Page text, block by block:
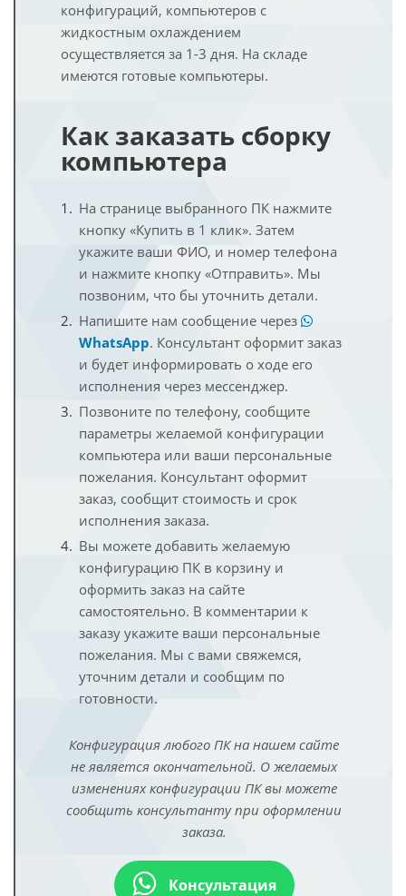
конфигураций, компьютеров с
жидкостным охлаждением
осуществляется за 1-3 дня. На складе
имеются готовые компьютеры.
Как заказать сборку
компьютера
На странице выбранного ПК нажмите
кнопку «Купить в 1 клик». Затем
укажите ваши ФИО, и номер телефона
и нажмите кнопку «Отправить». Мы
позвоним, что бы уточнить детали.
Напишите нам сообщение через
WhatsApp. Консультант оформит заказ
и будет информировать о ходе его
исполнения через мессенджер.
Позвоните по телефону, сообщите
параметры желаемой конфигурации
компьютера или ваши персональные
пожелания. Консультант оформит
заказ, сообщит стоимость и срок
исполнения заказа.
Вы можете добавить желаемую
конфигурацию ПК в корзину и
оформить заказ на сайте
самостоятельно. В комментарии к
заказу укажите ваши персональные
пожелания. Мы с вами свяжемся,
уточним детали и сообщим по
готовности.
Конфигурация любого ПК на нашем сайте
не является окончательной. О желаемых
изменениях конфигурации ПК вы можете
сообщить консультанту при оформлении
заказа.
Консультация